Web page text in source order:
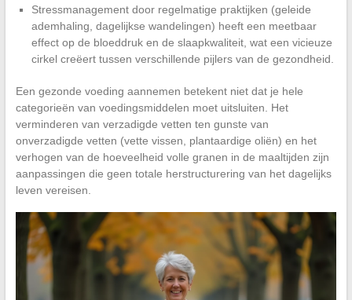
Stressmanagement door regelmatige praktijken (geleide
ademhaling, dagelijkse wandelingen) heeft een meetbaar
effect op de bloeddruk en de slaapkwaliteit, wat een vicieuze
cirkel creëert tussen verschillende pijlers van de gezondheid.
Een gezonde voeding aannemen betekent niet dat je hele
categorieën van voedingsmiddelen moet uitsluiten. Het
verminderen van verzadigde vetten ten gunste van
onverzadigde vetten (vette vissen, plantaardige oliën) en het
verhogen van de hoeveelheid volle granen in de maaltijden zijn
aanpassingen die geen totale herstructurering van het dagelijks
leven vereisen.